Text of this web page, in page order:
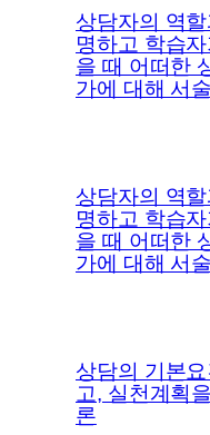
상담자의 역
명하고 학습
을 때 어떠한
가에 대해 서
상담자의 역
명하고 학습
을 때 어떠한
가에 대해 서
상담의 기본
고, 실천계획
론